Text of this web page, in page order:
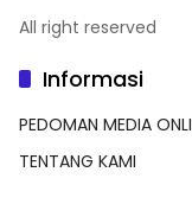
All right reserved
Informasi
PEDOMAN MEDIA
TENTANG KAMI